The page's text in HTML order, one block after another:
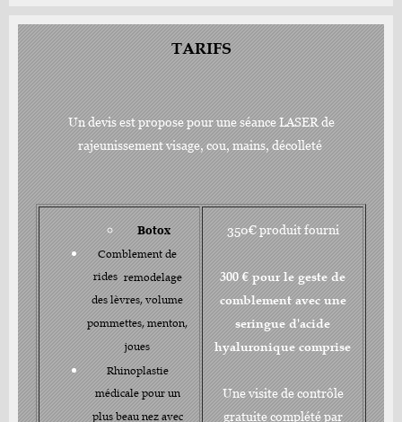
TARIFS
Un devis est propose pour une séance LASER de
rajeunissement visage, cou, mains, décolleté
Botox
Comblement de
rides remodelage
des lèvres, volume
pommettes, menton,
joues
Rhinoplastie
médicale pour un
plus beau nez avec
350€ produit fourni
300 € pour le geste de
comblement avec une
seringue d'acide
hyaluronique comprise
Une visite de contrôle
gratuite complété par